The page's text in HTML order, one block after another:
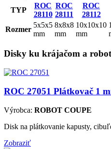
TYP
ROC
28110
ROC
28111
ROC
28112
Rozmer
5x5x5
mm
8x8x8
mm
10x10x10
mm
Disky ku krájačom a
ROC 27051 Plátkovač 1
Výrobca: ROBOT COUPE
Disk na plátkovanie kapusty,
Zobraziť